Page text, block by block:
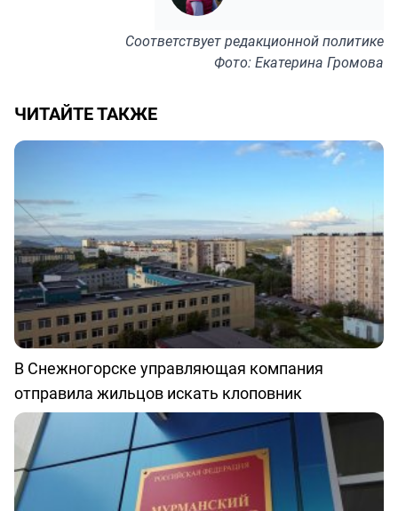
Соответствуетредакционной политике
Фото: Екатерина Громова
ЧИТАЙТЕ ТАКЖЕ
В Снежногорске управляющая компания
отправила жильцов искать клоповник